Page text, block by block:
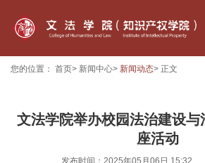
您的位置： 首页> 新闻中心> 新闻动态> 正文
文法学院举办校园法治建设与
座活动
发布时间：2025年05月06日 15:32